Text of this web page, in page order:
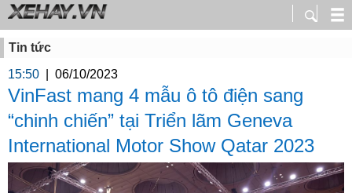
Tin tức
15:50
06/10/2023
VinFast mang 4 mẫu ô tô điện sang
“chinh chiến” tại Triển lãm Geneva
International Motor Show Qatar 2023